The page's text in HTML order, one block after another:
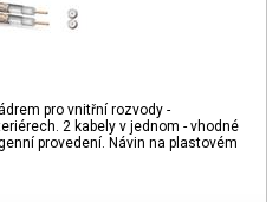
pro vnitřní rozvody -
2 kabely v jednom - vhodné
provedení. Návin na plastovém